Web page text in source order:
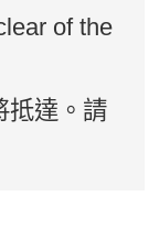
of the
抵達。請